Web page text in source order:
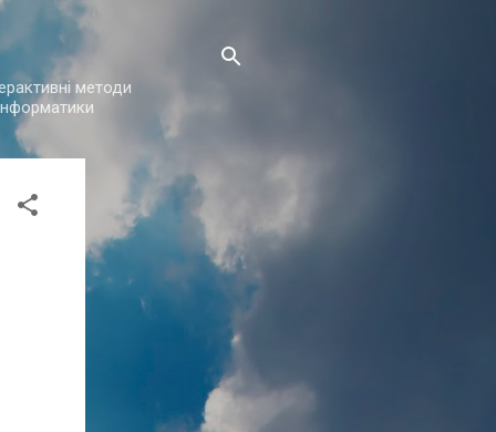
методи